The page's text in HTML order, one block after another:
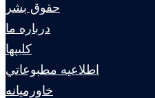
حقوق بشر
درباره ما
كليپها
اطلاعيه مطبوعاتي
خاورميانه